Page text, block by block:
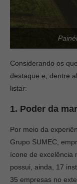
Considerando os
destaque e, dentre
listar:
1. Poder da
Por meio da
Grupo SUMEC,
ícone de excelência
possui, ainda, 17
35 empresas no